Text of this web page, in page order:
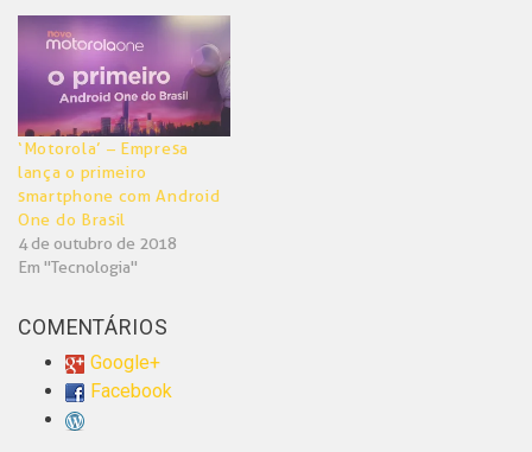
‘Motorola’ – Empresa
lança o primeiro
smartphone com Android
One do Brasil
4 de outubro de 2018
Em "Tecnologia"
COMENTÁRIOS
Google+
Facebook